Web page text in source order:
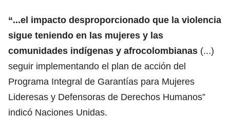
“...el impacto desproporcionado que la violencia
sigue teniendo en las mujeres y las
comunidades indígenas y afrocolombianas (...)
seguir implementando el plan de acción del
Programa Integral de Garantías para Mujeres
Lideresas y Defensoras de Derechos Humanos”
indicó Naciones Unidas.